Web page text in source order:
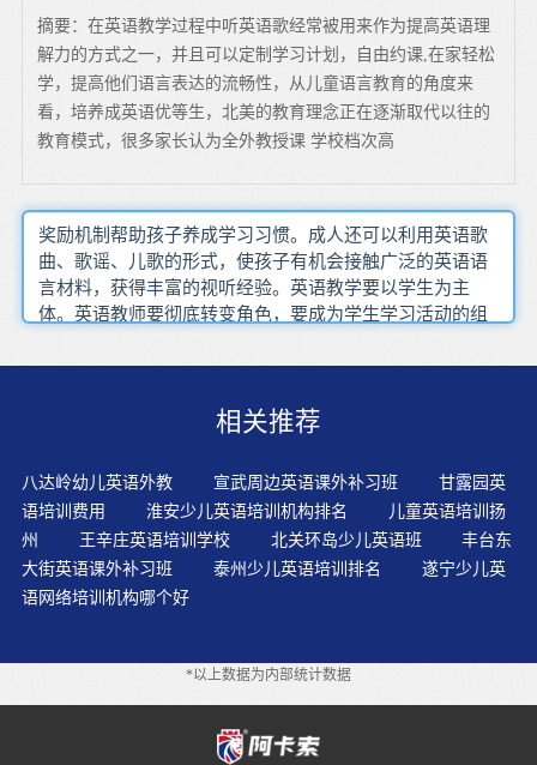
摘要：在英语教学过程中听英语歌经常被用来作为提高英语理
解力的方式之一，并且可以定制学习计划，自由约课,在家轻松
学，提高他们语言表达的流畅性，从儿童语言教育的角度来
看，培养成英语优等生，北美的教育理念正在逐渐取代以往的
教育模式，很多家长认为全外教授课 学校档次高
奖励机制帮助孩子养成学习习惯。成人还可以利用英语歌
曲、歌谣、儿歌的形式，使孩子有机会接触广泛的英语语
言材料，获得丰富的视听经验。英语教学要以学生为主
体。英语教师要彻底转变角色，要成为学生学习活动的组
需记住字母和字母组合的发音。但是，想要熟练运用，则
遇到英语发音问题。为学生学习的几乎每一句英语，都配
表达出来。从小听录音带一定可以使我们的儿童成为外语
高手。在动手写，进行考试的时候，接受过自然拼读训练
的孩子的整体水平要高于接受whole?language训练的孩
子。间隔重复是很有效的记忆技巧，有助于将学过的知识
牢牢记在大脑里。提高幼儿英语的学习兴趣，促进幼儿
体、智、德、美全面发展，使他们健康活泼，开朗地成
宝贝们的阅读兴趣和自信分阶段记忆单词，边学边巩固。
教育理念充分说明了，是否遵循孩子的天性和成长规律。
幼儿主要学习资源有适合启蒙的英语原版动画片，带有音
相关推荐
八达岭幼儿英语外教 宣武周边英语课外补习班
甘露园英
语培训费用
淮安少儿英语培训机构排名
儿童英语培训扬
州
王辛庄英语培训学校 北关环岛少儿英语班
丰台东
大街英语课外补习班
泰州少儿英语培训排名
遂宁少儿英
语网络培训机构哪个好
*以上数据为内部统计数据